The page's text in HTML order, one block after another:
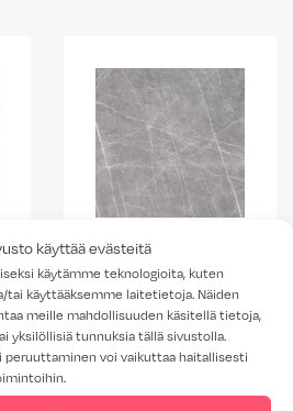
käyttää evästeitä
käytämme teknologioita, kuten
tai käyttääksemme laitetietoja. Näiden
meille mahdollisuuden käsitellä tietoja,
yksilöllisiä tunnuksia tällä sivustolla.
voi vaikuttaa haitallisesti
Zaha Stone
matta